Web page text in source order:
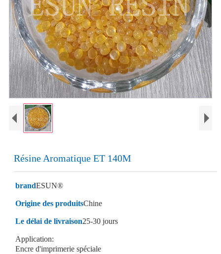
Résine Aromatique ET 140M
brandESUN®
Origine des produitsChine
Le délai de livraison25-30 jours
Application:
Encre d'imprimerie spéciale